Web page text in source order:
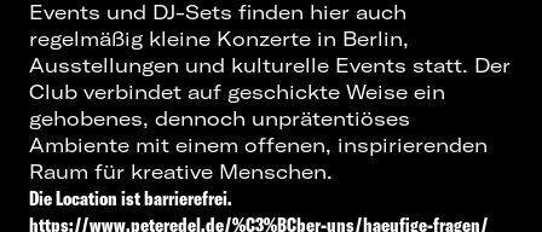
Events und DJ-Sets finden hier auch
regelmäßig kleine Konzerte in Berlin,
Ausstellungen und kulturelle Events statt. Der
Club verbindet auf geschickte Weise ein
gehobenes, dennoch unprätentiöses
Ambiente mit einem offenen, inspirierenden
Raum für kreative Menschen.
Die Location ist barrierefrei.
https://www.peteredel.de/%C3%BCber-uns/haeufige-fragen/